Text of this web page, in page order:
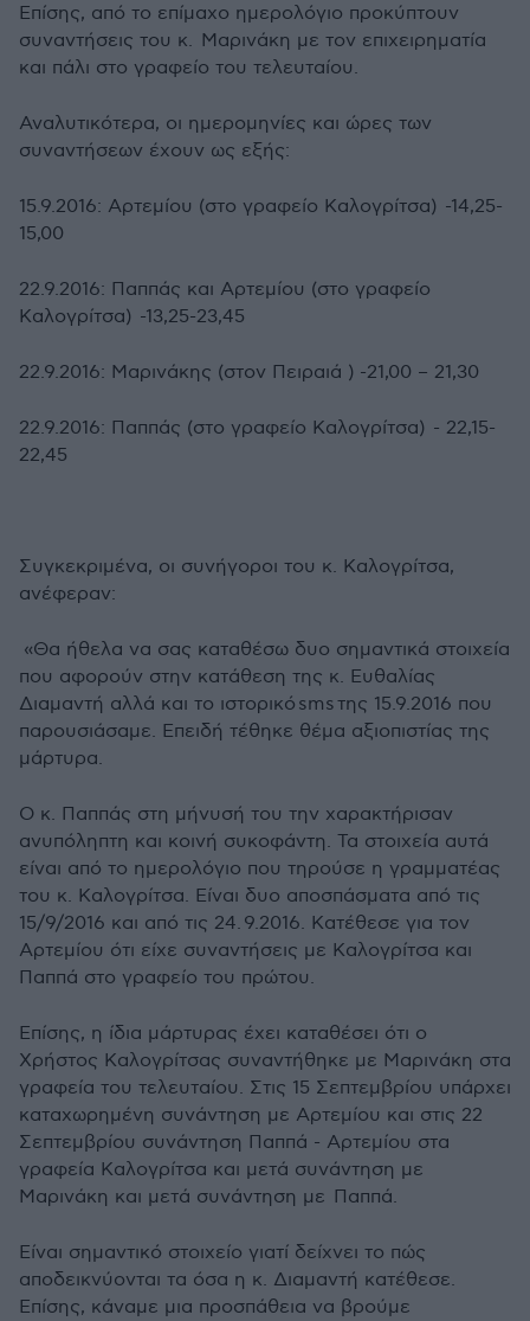
Επίσης, από το επίμαχο ημερολόγιο προκύπτουν
συναντήσεις του κ. Μαρινάκη με τον επιχειρηματία
και πάλι στο γραφείο του τελευταίου.
Αναλυτικότερα, οι ημερομηνίες και ώρες των
συναντήσεων έχουν ως εξής:
15.9.2016: Αρτεμίου (στο γραφείο Καλογρίτσα) -14,25-
15,00
22.9.2016: Παππάς και Αρτεμίου (στο γραφείο
Καλογρίτσα) -13,25-23,45
22.9.2016: Μαρινάκης (στον Πειραιά ) -21,00 – 21,30
22.9.2016: Παππάς (στο γραφείο Καλογρίτσα) - 22,15-
22,45
Συγκεκριμένα, οι συνήγοροι του κ. Καλογρίτσα,
ανέφεραν:
«Θα ήθελα να σας καταθέσω δυο σημαντικά στοιχεία
που αφορούν στην κατάθεση της κ. Ευθαλίας
Διαμαντή αλλά και το ιστορικό sms της 15.9.2016 που
παρουσιάσαμε. Επειδή τέθηκε θέμα αξιοπιστίας της
μάρτυρα.
Ο κ. Παππάς στη μήνυσή του την χαρακτήρισαν
ανυπόληπτη και κοινή συκοφάντη. Τα στοιχεία αυτά
είναι από το ημερολόγιο που τηρούσε η γραμματέας
του κ. Καλογρίτσα. Είναι δυο αποσπάσματα από τις
15/9/2016 και από τις 24. 9.2016. Κατέθεσε για τον
Αρτεμίου ότι είχε συναντήσεις με Καλογρίτσα και
Παππά στο γραφείο του πρώτου.
Επίσης, η ίδια μάρτυρας έχει καταθέσει ότι ο
Χρήστος Καλογρίτσας συναντήθηκε με Μαρινάκη στα
γραφεία του τελευταίου. Στις 15 Σεπτεμβρίου υπάρχει
καταχωρημένη συνάντηση με Αρτεμίου και στις 22
Σεπτεμβρίου συνάντηση Παππά - Αρτεμίου στα
γραφεία Καλογρίτσα και μετά συνάντηση με
Μαρινάκη και μετά συνάντηση με Παππά.
Είναι σημαντικό στοιχείο γιατί δείχνει το πώς
αποδεικνύονται τα όσα η κ. Διαμαντή κατέθεσε.
Επίσης, κάναμε μια προσπάθεια να βρούμε